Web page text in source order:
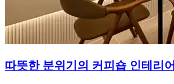
따뜻한 분위기의 커피숍 인테리어